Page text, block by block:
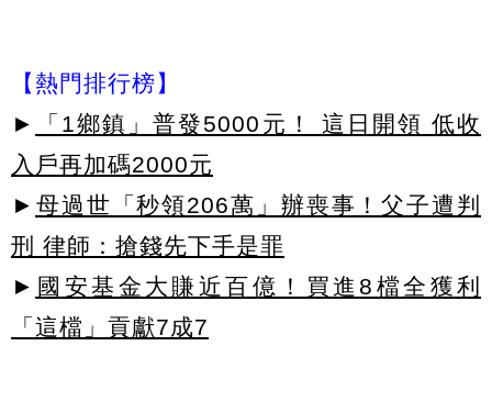
【熱門排行榜】
►
「1鄉鎮」普發5000元！ 這日開領 低收
入戶再加碼2000元
► 母過世「秒領206萬」辦喪事！父子遭判
刑 律師：搶錢先下手是罪
► 國安基金大賺近百億！買進8檔全獲利
「這檔」貢獻7成7